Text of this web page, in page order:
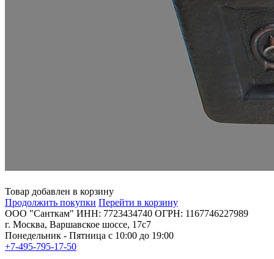
Товар добавлен в корзину
Продолжить покупки Перейти в корзину
ООО "Санткам" ИНН: 7723434740 ОГРН: 1167746227989
г. Москва, Варшавское шоссе, 17с7
Понедельник - Пятница с 10:00 до 19:00
+7-495-795-17-50